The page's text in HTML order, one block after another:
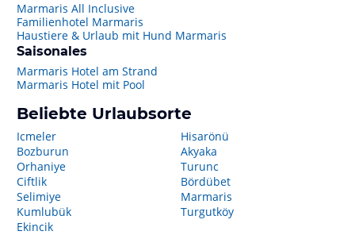
Marmaris All Inclusive
Familienhotel Marmaris
Haustiere & Urlaub mit Hund Marmaris
Saisonales
Marmaris Hotel am Strand
Marmaris Hotel mit Pool
Beliebte Urlaubsorte
Icmeler
Bozburun
Orhaniye
Ciftlik
Selimiye
Kumlubük
Ekincik
Hisarönü
Akyaka
Turunc
Bördübet
Marmaris
Turgutköy